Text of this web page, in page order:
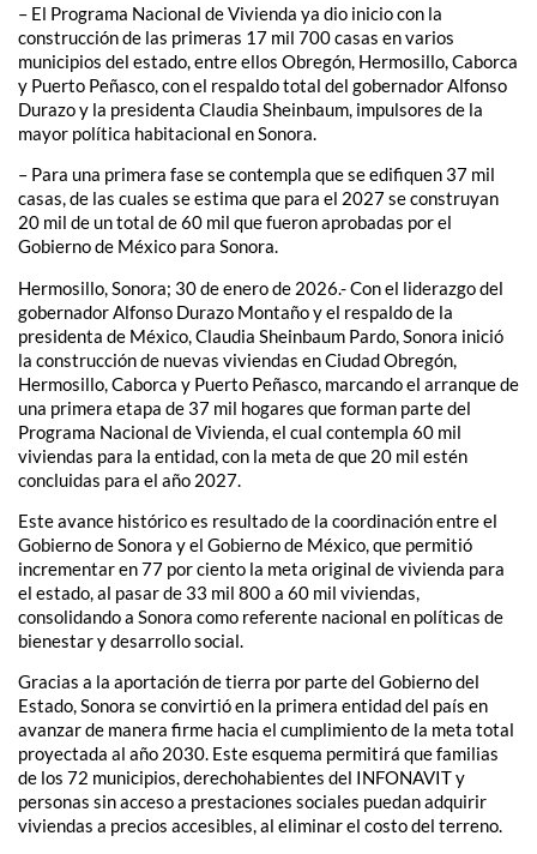
– El Programa Nacional de Vivienda ya dio inicio con la
construcción de las primeras 17 mil 700 casas en varios
municipios del estado, entre ellos Obregón, Hermosillo, Caborca
y Puerto Peñasco, con el respaldo total del gobernador Alfonso
Durazo y la presidenta Claudia Sheinbaum, impulsores de la
mayor política habitacional en Sonora.
– Para una primera fase se contempla que se edifiquen 37 mil
casas, de las cuales se estima que para el 2027 se construyan
20 mil de un total de 60 mil que fueron aprobadas por el
Gobierno de México para Sonora.
Hermosillo, Sonora; 30 de enero de 2026.- Con el liderazgo del
gobernador Alfonso Durazo Montaño y el respaldo de la
presidenta de México, Claudia Sheinbaum Pardo, Sonora inició
la construcción de nuevas viviendas en Ciudad Obregón,
Hermosillo, Caborca y Puerto Peñasco, marcando el arranque de
una primera etapa de 37 mil hogares que forman parte del
Programa Nacional de Vivienda, el cual contempla 60 mil
viviendas para la entidad, con la meta de que 20 mil estén
concluidas para el año 2027.
Este avance histórico es resultado de la coordinación entre el
Gobierno de Sonora y el Gobierno de México, que permitió
incrementar en 77 por ciento la meta original de vivienda para
el estado, al pasar de 33 mil 800 a 60 mil viviendas,
consolidando a Sonora como referente nacional en políticas de
bienestar y desarrollo social.
Gracias a la aportación de tierra por parte del Gobierno del
Estado, Sonora se convirtió en la primera entidad del país en
avanzar de manera firme hacia el cumplimiento de la meta total
proyectada al año 2030. Este esquema permitirá que familias
de los 72 municipios, derechohabientes del INFONAVIT y
personas sin acceso a prestaciones sociales puedan adquirir
viviendas a precios accesibles, al eliminar el costo del terreno.